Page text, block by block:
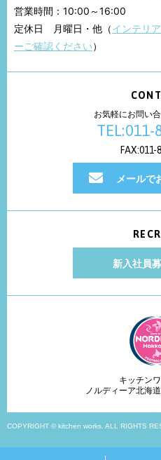
営業時間：10:00～16:00
定休日 月曜日・他（インテリ
ーご確認ください）
お気軽にお問い
TEL:011-
FAX:011-
メールで
新入社員
キッチン
ノルディーア北海
COPYRIGHT © kitchen works. ALL RIGHTS